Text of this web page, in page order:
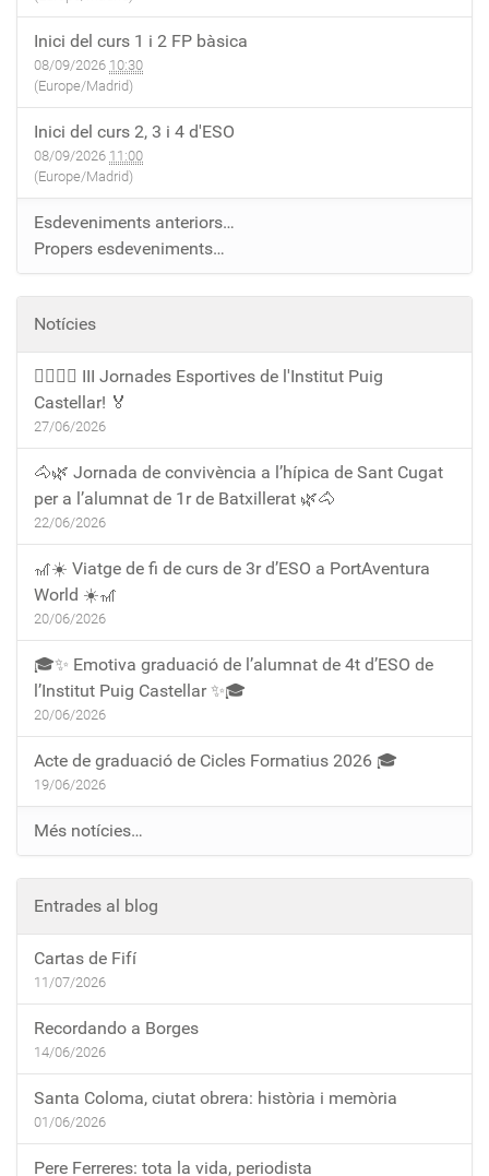
Inici del curs 1 i 2 FP bàsica
08/09/2026 10:30
(Europe/Madrid)
Inici del curs 2, 3 i 4 d'ESO
08/09/2026 11:00
(Europe/Madrid)
Esdeveniments anteriors…
Propers esdeveniments…
Notícies
🏃‍♀️🏃‍♂️ III Jornades Esportives de l'Institut Puig
Castellar! 🏅
27/06/2026
🐴🌿 Jornada de convivència a l’hípica de Sant Cugat
per a l’alumnat de 1r de Batxillerat 🌿🐴
22/06/2026
🎢☀️ Viatge de fi de curs de 3r d’ESO a PortAventura
World ☀️🎢
20/06/2026
🎓✨ Emotiva graduació de l’alumnat de 4t d’ESO de
l’Institut Puig Castellar ✨🎓
20/06/2026
Acte de graduació de Cicles Formatius 2026 🎓
19/06/2026
Més notícies…
Entrades al blog
Cartas de Fifí
11/07/2026
Recordando a Borges
14/06/2026
Santa Coloma, ciutat obrera: història i memòria
01/06/2026
Pere Ferreres: tota la vida, periodista